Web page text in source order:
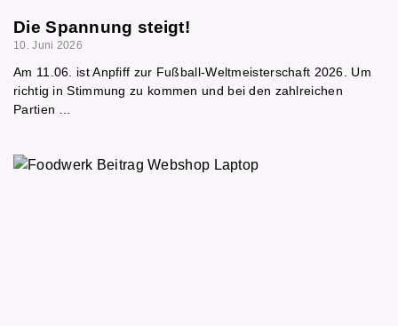
Die Spannung steigt!
10. Juni 2026
Am 11.06. ist Anpfiff zur Fußball-Weltmeisterschaft 2026. Um
richtig in Stimmung zu kommen und bei den zahlreichen
Partien …